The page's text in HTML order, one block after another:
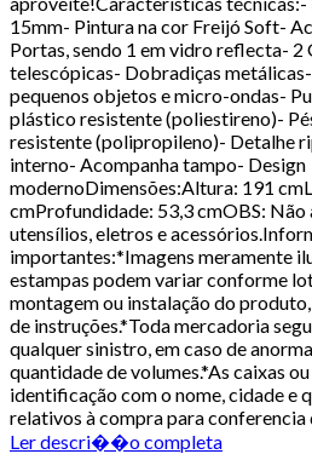
15mm- Pintura na cor Freijó Soft-
Portas, sendo 1 em vidro reflecta- 2
telescópicas- Dobradiças
pequenos objetos e micro-ondas-
plástico resistente (poliestireno)-
resistente (polipropileno)- Detalhe
interno- Acompanha tampo- Design
modernoDimensões:Altura: 191
cmProfundidade: 53,3 cmOBS: Não
utensílios, eletros e
importantes:*Imagens meramente
estampas podem variar conforme
montagem ou instalação do
de instruções.*Toda mercadoria
qualquer sinistro, em caso de
quantidade de volumes.*As caixas
identificação com o nome, cidade e
relativos à compra para conferencia
Ler descri��o completa